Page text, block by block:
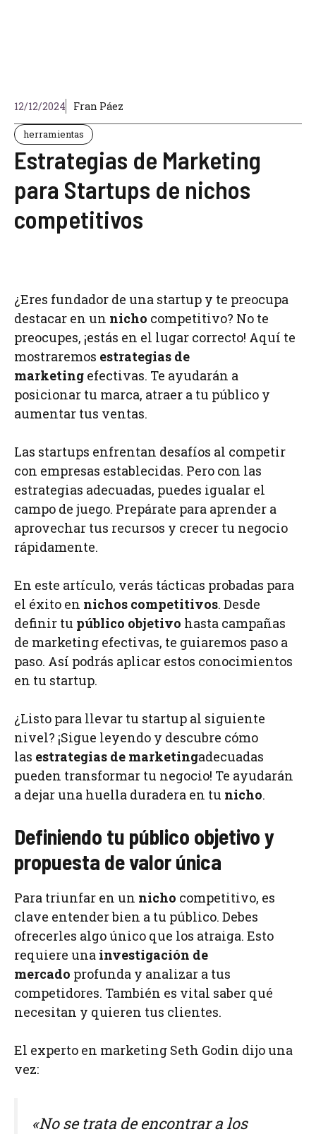
12/12/2024 Fran Páez
herramientas
Estrategias de Marketing
para Startups de nichos
competitivos
¿Eres fundador de una startup y te preocupa
destacar en un nicho competitivo? No te
preocupes, ¡estás en el lugar correcto! Aquí te
mostraremos estrategias de
marketing efectivas. Te ayudarán a
posicionar tu marca, atraer a tu público y
aumentar tus ventas.
Las startups enfrentan desafíos al competir
con empresas establecidas. Pero con las
estrategias adecuadas, puedes igualar el
campo de juego. Prepárate para aprender a
aprovechar tus recursos y crecer tu negocio
rápidamente.
En este artículo, verás tácticas probadas para
el éxito en nichos competitivos. Desde
definir tu público objetivo hasta campañas
de marketing efectivas, te guiaremos paso a
paso. Así podrás aplicar estos conocimientos
en tu startup.
¿Listo para llevar tu startup al siguiente
nivel? ¡Sigue leyendo y descubre cómo
las estrategias de marketingadecuadas
pueden transformar tu negocio! Te ayudarán
a dejar una huella duradera en tu nicho.
Definiendo tu público objetivo y
propuesta de valor única
Para triunfar en un nicho competitivo, es
clave entender bien a tu público. Debes
ofrecerles algo único que los atraiga. Esto
requiere una investigación de
mercado profunda y analizar a tus
competidores. También es vital saber qué
necesitan y quieren tus clientes.
El experto en marketing Seth Godin dijo una
vez:
«No se trata de encontrar a los